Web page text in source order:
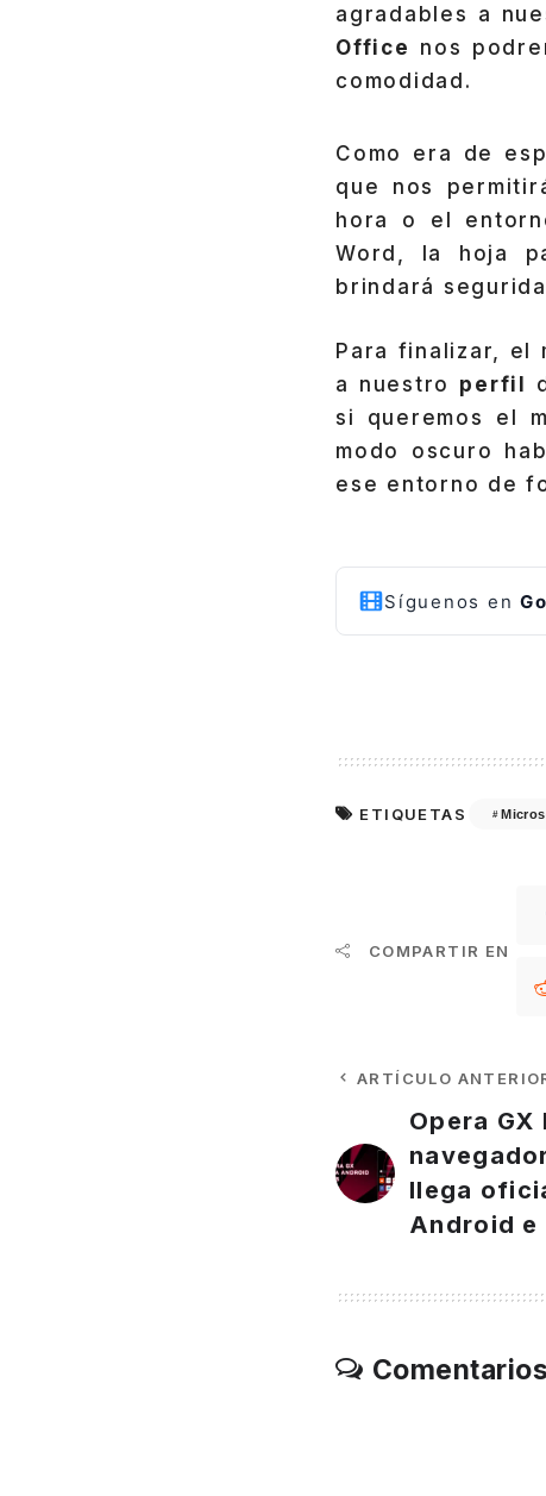
agradables a
Office nos
comodidad.
Como era de
que nos
hora o el
Word, la hoja
brindará
Para finalizar, el
a nuestro perfil
si queremos el
modo oscuro
ese entorno de
Síguenos en
ETIQUETAS
COMPARTIR EN
ARTÍCULO
Opera GX
llega
Android e